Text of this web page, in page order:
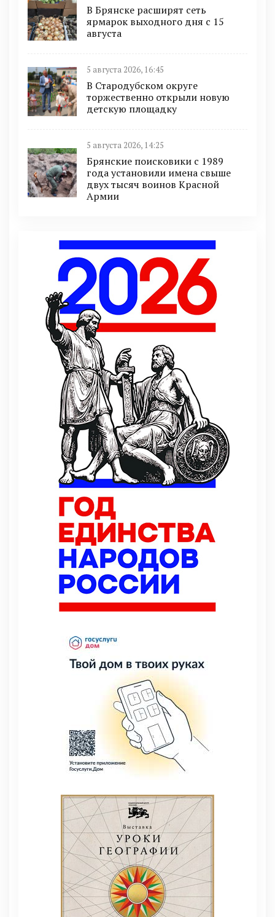
В Брянске расширят сеть
ярмарок выходного дня с 15
августа
5 августа 2026, 16:45
В Стародубском округе
торжественно открыли новую
детскую площадку
5 августа 2026, 14:25
Брянские поисковики с 1989
года установили имена свыше
двух тысяч воинов Красной
Армии